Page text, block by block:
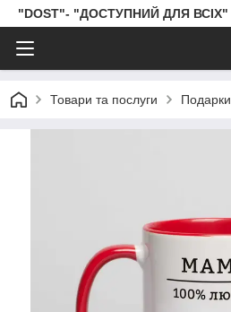
"DOST"- "ДОСТУПНИЙ ДЛЯ ВСІХ"
Товари та послуги Подарки